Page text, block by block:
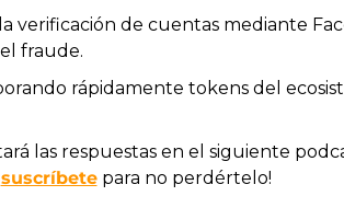
verificación de cuentas mediante
fraude.
suscríbete para no perdértelo!